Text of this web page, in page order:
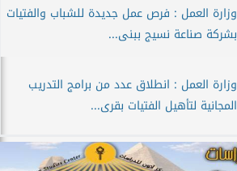
وزارة العمل : فرص عمل جديدة للشباب والفتيات
بشركة صناعة نسيج ببنى...
وزارة العمل : انطلاق عدد من برامج التدريب
المجانية لتأهيل الفتيات بقرى...